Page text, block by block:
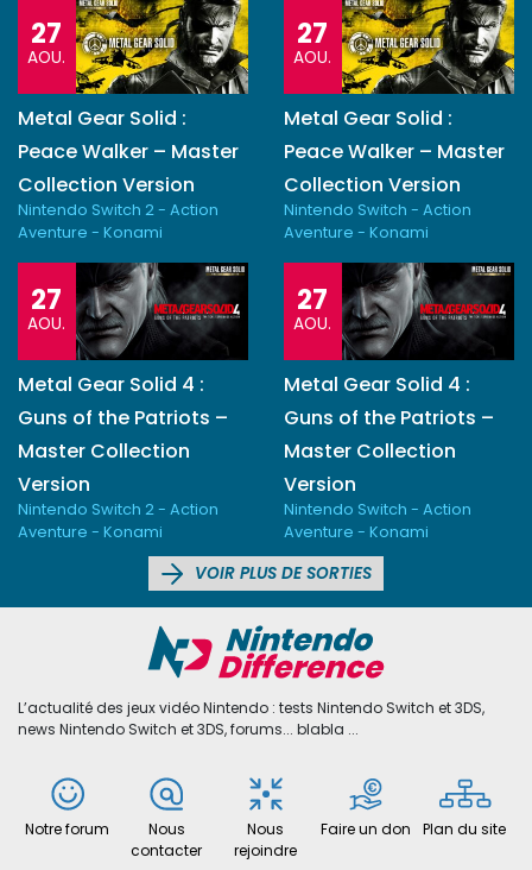
27
AOU.
Metal Gear Solid :
Peace Walker – Master
Collection Version
Nintendo Switch 2 - Action
Aventure - Konami
27
AOU.
Metal Gear Solid :
Peace Walker – Master
Collection Version
Nintendo Switch - Action
Aventure - Konami
27
AOU.
Metal Gear Solid 4 :
Guns of the Patriots –
Master Collection
Version
Nintendo Switch 2 - Action
Aventure - Konami
27
AOU.
Metal Gear Solid 4 :
Guns of the Patriots –
Master Collection
Version
Nintendo Switch - Action
Aventure - Konami
VOIR PLUS DE SORTIES
L’actualité des jeux vidéo Nintendo : tests Nintendo Switch et 3DS,
news Nintendo Switch et 3DS, forums... blabla ...
Notre forum
Nous
contacter
Nous
rejoindre
Faire un don Plan du site